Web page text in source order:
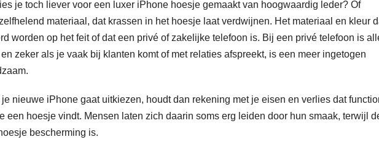
je toch liever voor een luxer iPhone hoesje gemaakt van hoogwaardig leder? Of
materiaal, dat krassen in het hoesje laat verdwijnen. Het materiaal en kleur
worden op het feit of dat een privé of zakelijke telefoon is. Bij een privé telefoon is
zeker als je vaak bij klanten komt of met relaties afspreekt, is een meer ingetogen
nieuwe iPhone gaat uitkiezen, houdt dan rekening met je eisen en verlies dat
een hoesje vindt. Mensen laten zich daarin soms erg leiden door hun smaak, terwijl
bescherming is.